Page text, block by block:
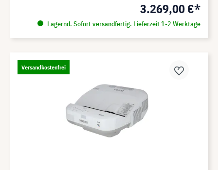
3.269,00 €*
Lagernd. Sofort versandfertig. Lieferzeit 1-2 Werktage
Versandkostenfrei